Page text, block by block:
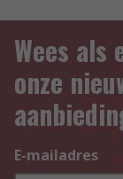
Wees als
onze
E-mailadres